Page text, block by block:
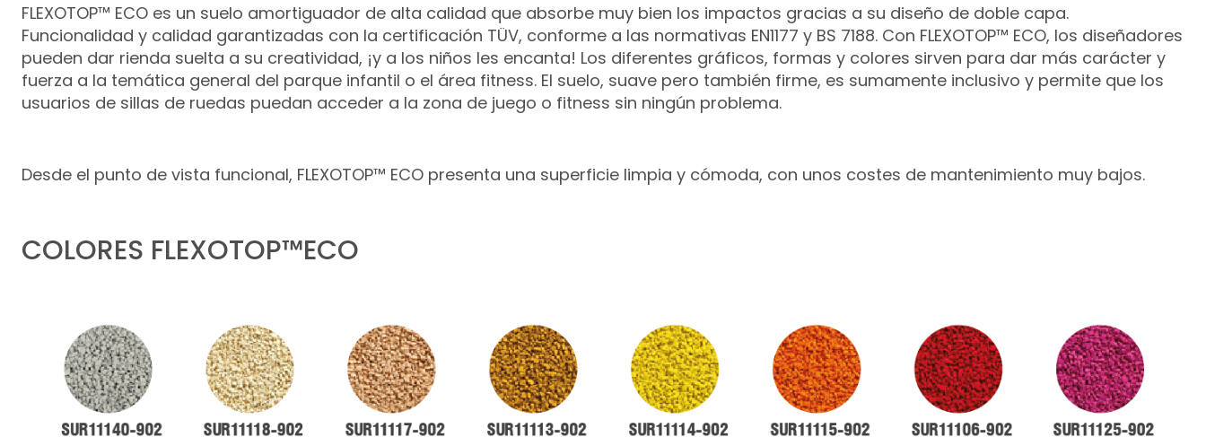
FLEXOTOP™ ECO es un suelo amortiguador de alta calidad que absorbe muy bien los impactos gracias a su diseño de doble capa.
Funcionalidad y calidad garantizadas con la certificación TÜV, conforme a las normativas EN1177 y BS 7188. Con FLEXOTOP™ ECO, los diseñadores
pueden dar rienda suelta a su creatividad, ¡y a los niños les encanta! Los diferentes gráficos, formas y colores sirven para dar más carácter y
fuerza a la temática general del parque infantil o el área fitness. El suelo, suave pero también firme, es sumamente inclusivo y permite que los
usuarios de sillas de ruedas puedan acceder a la zona de juego o fitness sin ningún problema.
Desde el punto de vista funcional, FLEXOTOP™ ECO presenta una superficie limpia y cómoda, con unos costes de mantenimiento muy bajos.
COLORES FLEXOTOP™ECO